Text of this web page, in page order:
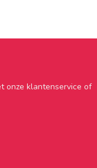
onze klantenservice of